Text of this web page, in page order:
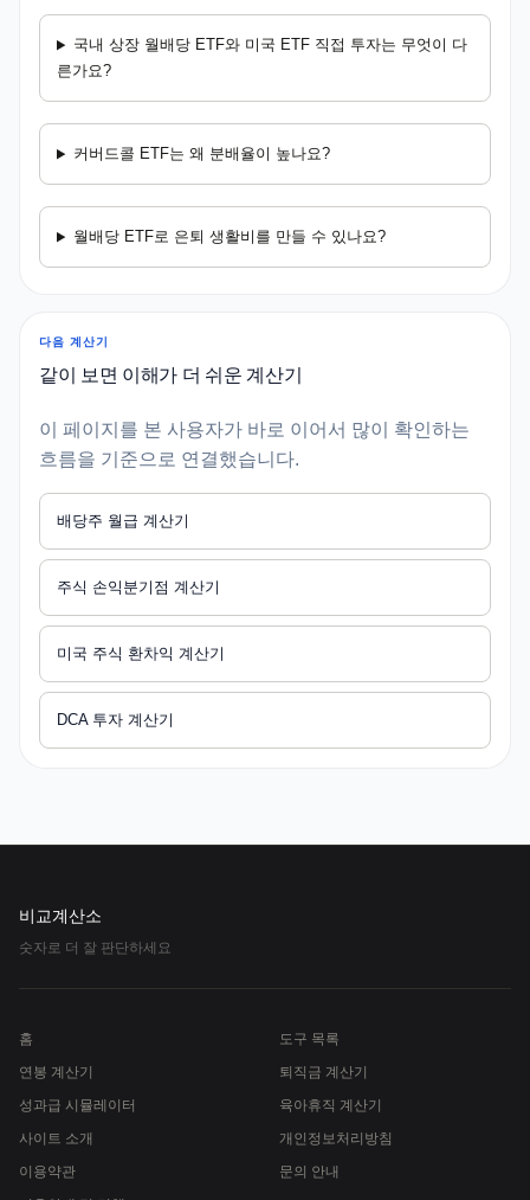
국내 상장 월배당 ETF와 미국 ETF 직접 투자는 무엇이 다
른가요?
커버드콜 ETF는 왜 분배율이 높나요?
월배당 ETF로 은퇴 생활비를 만들 수 있나요?
다음 계산기
같이 보면 이해가 더 쉬운 계산기
이 페이지를 본 사용자가 바로 이어서 많이 확인하는
흐름을 기준으로 연결했습니다.
배당주 월급 계산기
주식 손익분기점 계산기
미국 주식 환차익 계산기
DCA 투자 계산기
비교계산소
숫자로 더 잘 판단하세요
홈
도구 목록
연봉 계산기
퇴직금 계산기
성과급 시뮬레이터
육아휴직 계산기
사이트 소개
개인정보처리방침
이용약관
문의 안내